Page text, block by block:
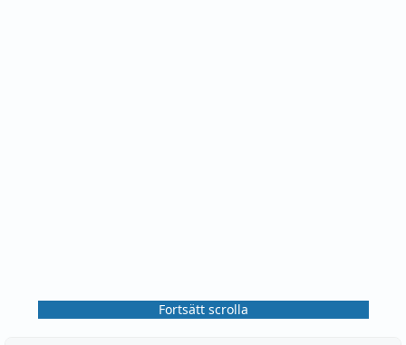
Fortsätt scrolla